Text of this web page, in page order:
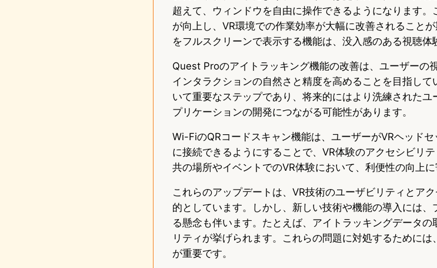
超えて、ウィンドウを自由に操作できるようになります
が向上し、VR環境での作業効率が大幅に改善されること
をフルスクリーンで表示する機能は、没入感のある視聴体
Quest Proのアイトラッキング機能の改善は、ユーザーの
インタラクションの自然さと精度を高めることを目指し
いて重要なステップであり、将来的にはより洗練された
プリケーションの開発につながる可能性があります。
Wi-FiのQRコードスキャン機能は、ユーザーがVRヘッド
に接続できるようにすることで、VR体験のアクセシビリ
共の場所やイベントでのVR体験において、利便性の向上に
これらのアップデートは、VR技術のユーザビリティとア
的としています。しかし、新しい技術や機能の導入には
る懸念も伴います。たとえば、アイトラッキングデータ
リティが挙げられます。これらの問題に対処するために
が重要です。